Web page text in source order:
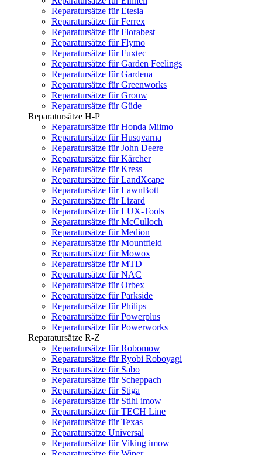
Reparatursätze für Etesia
Reparatursätze für Ferrex
Reparatursätze für Florabest
Reparatursätze für Flymo
Reparatursätze für Fuxtec
Reparatursätze für Garden Feelings
Reparatursätze für Gardena
Reparatursätze für Greenworks
Reparatursätze für Grouw
Reparatursätze für Güde
Reparatursätze H-P
Reparatursätze für Honda Miimo
Reparatursätze für Husqvarna
Reparatursätze für John Deere
Reparatursätze für Kärcher
Reparatursätze für Kress
Reparatursätze für LandXcape
Reparatursätze für LawnBott
Reparatursätze für Lizard
Reparatursätze für LUX-Tools
Reparatursätze für McCulloch
Reparatursätze für Medion
Reparatursätze für Mountfield
Reparatursätze für Mowox
Reparatursätze für MTD
Reparatursätze für NAC
Reparatursätze für Orbex
Reparatursätze für Parkside
Reparatursätze für Philips
Reparatursätze für Powerplus
Reparatursätze für Powerworks
Reparatursätze R-Z
Reparatursätze für Robomow
Reparatursätze für Ryobi Roboyagi
Reparatursätze für Sabo
Reparatursätze für Scheppach
Reparatursätze für Stiga
Reparatursätze für Stihl imow
Reparatursätze für TECH Line
Reparatursätze für Texas
Reparatursätze Universal
Reparatursätze für Viking imow